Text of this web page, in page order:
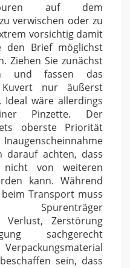
auf dem
verwischen oder zu
vorsichtig damit
den Brief möglichst
Ziehen Sie zunächst
und fassen das
nur äußerst
wäre allerdings
Pinzette. Der
oberste Priorität
darauf achten, dass
nicht von weiteren
kann. Während
Transport muss
Verlust, Zerstörung
sachgerecht
sein, dass